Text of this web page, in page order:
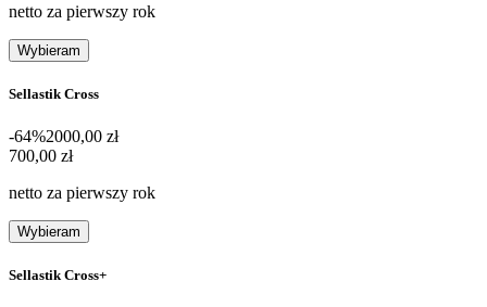
netto za pierwszy rok
Wybieram
Sellastik Cross
-64%2000,00 zł
700,00 zł
700,00 zł
netto za pierwszy rok
Wybieram
Sellastik Cross+